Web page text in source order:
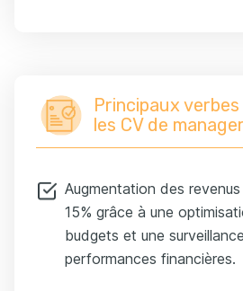
Principaux
les CV de
Augmentation des
15% grâce à une
budgets et une
performances financières.